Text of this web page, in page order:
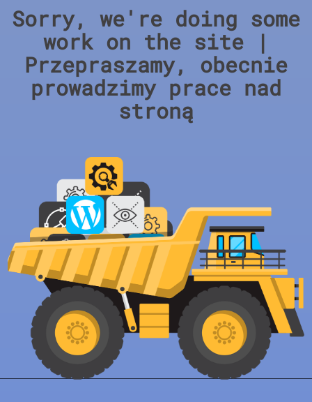
Sorry, we're doing some
work on the site |
Przepraszamy, obecnie
prowadzimy prace nad
stroną